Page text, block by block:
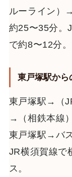
ルーライン）
約25〜35分。
で約8〜12分。
東戸塚駅から
東戸塚駅→（
→（相鉄本線
東戸塚駅→バ
JR横須賀線で
ス。